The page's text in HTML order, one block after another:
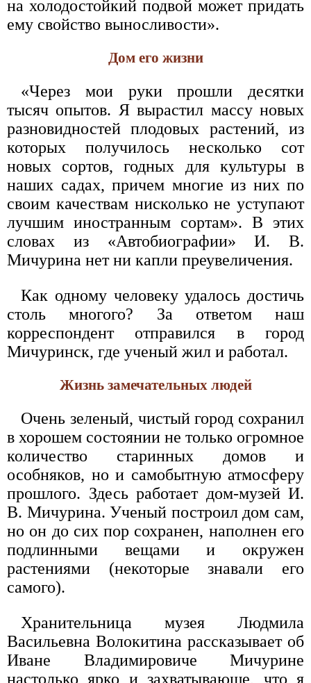
на холодостойкий подвой может придать
ему свойство выносливости».
Дом его жизни
«Через мои руки прошли десятки
тысяч опытов. Я вырастил массу новых
разновидностей плодовых растений, из
которых получилось несколько сот
новых сортов, годных для культуры в
наших садах, причем многие из них по
своим качествам нисколько не уступают
лучшим иностранным сортам». В этих
словах из «Автобиографии» И. В.
Мичурина нет ни капли преувеличения.
Как одному человеку удалось достичь
столь многого? За ответом наш
корреспондент отправился в город
Мичуринск, где ученый жил и работал.
Жизнь замечательных людей
Очень зеленый, чистый город сохранил
в хорошем состоянии не только огромное
количество старинных домов и
особняков, но и самобытную атмосферу
прошлого. Здесь работает дом-музей И.
В. Мичурина. Ученый построил дом сам,
но он до сих пор сохранен, наполнен его
подлинными вещами и окружен
растениями (некоторые знавали его
самого).
Хранительница музея Людмила
Васильевна Волокитина рассказывает об
Иване Владимировиче Мичурине
настолько ярко и захватывающе, что я